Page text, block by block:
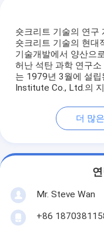
숏크리트 기술의 연구
숏크리트 기술의 현대
기술개발에서 양산으
허난 석탄 과학 연구
는 1979년 3월에 설
Institute Co., Ltd.의 지
더 많
Mr. Steve Wan
+86